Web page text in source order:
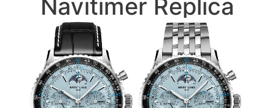
Navitimer Replica